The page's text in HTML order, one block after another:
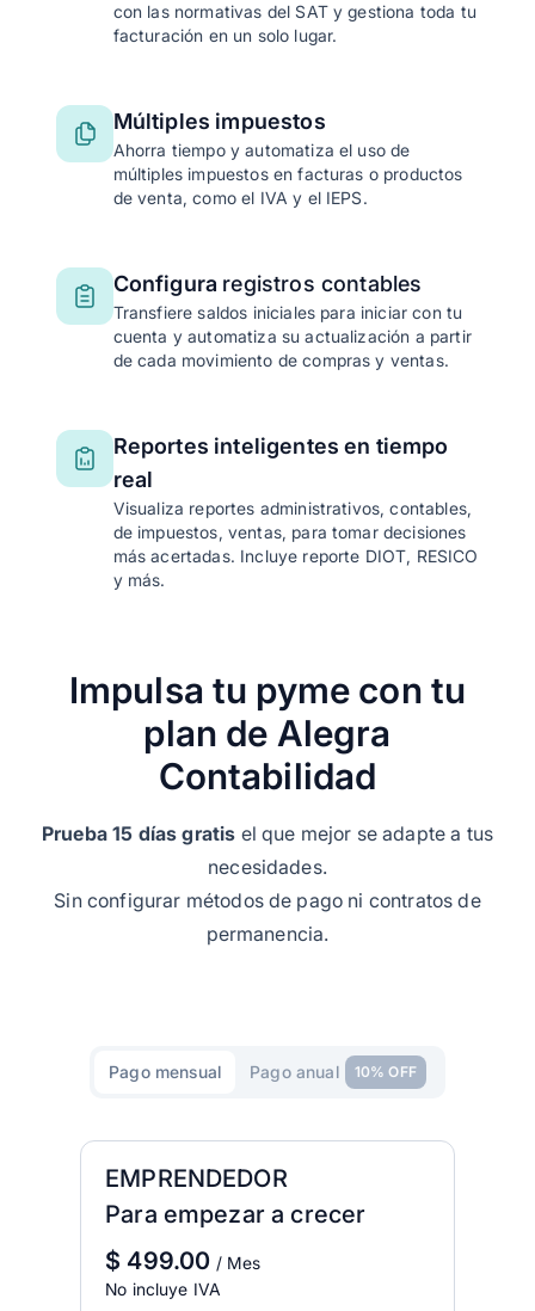
con las normativas del SAT y gestiona toda tu
facturación en un solo lugar.
Múltiples impuestos
Ahorra tiempo y automatiza el uso de
múltiples impuestos en facturas o productos
de venta, como el IVA y el IEPS.
Configura registros contables
Transfiere saldos iniciales para iniciar con tu
cuenta y automatiza su actualización a partir
de cada movimiento de compras y ventas.
Reportes inteligentes en tiempo
real
Visualiza reportes administrativos, contables,
de impuestos, ventas, para tomar decisiones
más acertadas. Incluye reporte DIOT, RESICO
y más.
Impulsa tu pyme con tu
plan de Alegra
Contabilidad
Prueba 15 días gratis el que mejor se adapte a tus
necesidades.
Sin configurar métodos de pago ni contratos de
permanencia.
Pago mensual Pago anual 10% OFF
EMPRENDEDOR
Para empezar a crecer
$ 499.00 / Mes
No incluye IVA